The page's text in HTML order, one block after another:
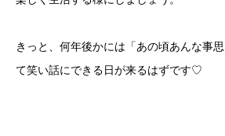
きっと、何年後かには「あの頃あんな事
て笑い話にできる日が来るはずです♡